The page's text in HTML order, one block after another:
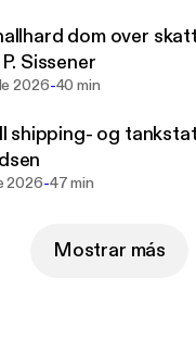
dom over
Sissener
2026-40 min
shipping- og
2026-47 min
Mostrar más